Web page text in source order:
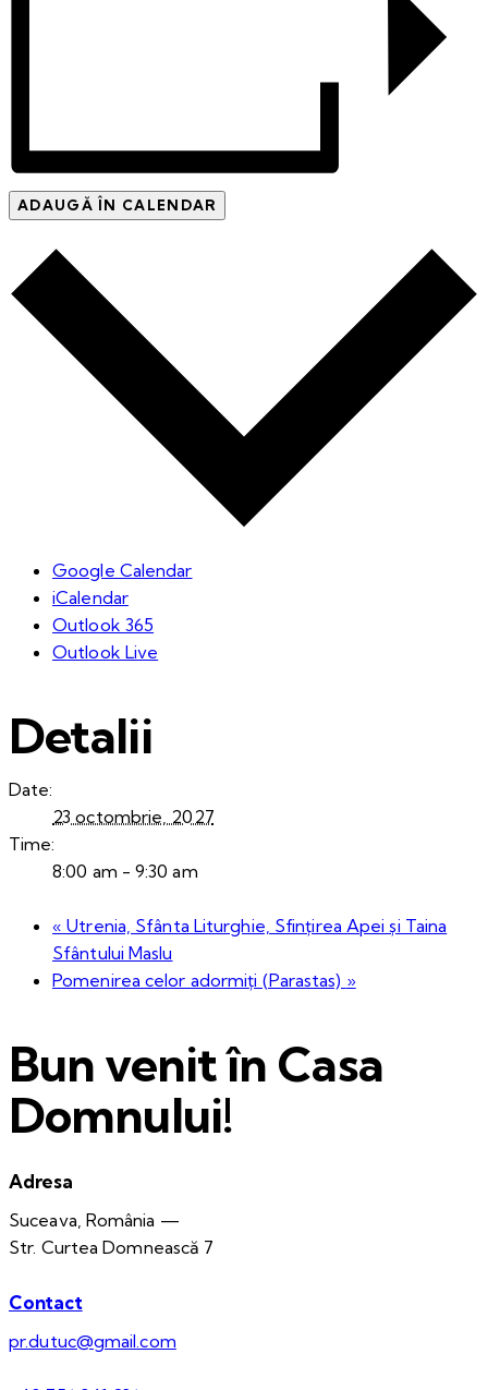
ADAUGĂ ÎN CALENDAR
Google Calendar
iCalendar
Outlook 365
Outlook Live
Detalii
Date:
23 octombrie, 2027
Time:
8:00 am - 9:30 am
« Utrenia, Sfânta Liturghie, Sfințirea Apei și Taina
Sfântului Maslu
Pomenirea celor adormiți (Parastas) »
Bun venit în Casa
Domnului!
Adresa
Suceava, România —
Str. Curtea Domnească 7
Contact
pr.dutuc@gmail.com